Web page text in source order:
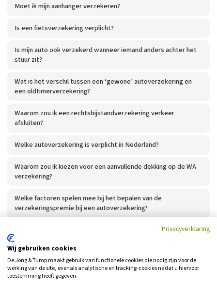
Moet ik mijn aanhanger verzekeren?
Is een fietsverzekering verplicht?
Is mijn auto ook verzekerd wanneer iemand anders achter het
stuur zit?
Wat is het verschil tussen een ‘gewone’ autoverzekering en
een oldtimerverzekering?
Waarom zou ik een rechtsbijstandverzekering verkeer
afsluiten?
Welke autoverzekering is verplicht in Nederland?
Waarom zou ik kiezen voor een aanvullende dekking op de WA
verzekering?
Welke factoren spelen mee bij het bepalen van de
verzekeringspremie bij een autoverzekering?
Privacyverklaring
Wij gebruiken cookies
De Jong & Tump maakt gebruik van functionele cookies die nodig zijn voor de
werking van de site, evenals analytische en tracking‑cookies nadat u hiervoor
toestemming heeft gegeven.